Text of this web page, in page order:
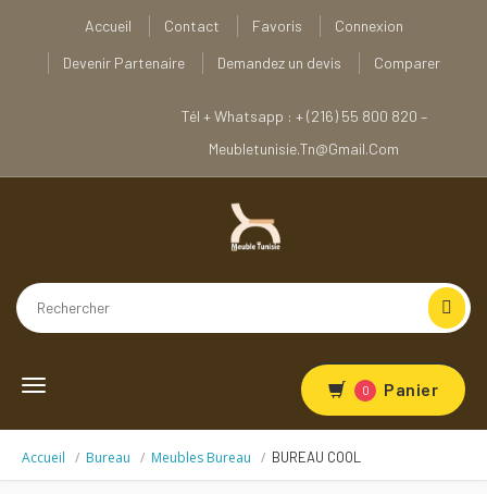
Accueil Contact Favoris
Connexion
Devenir Partenaire
Demandez un devis Comparer
Tél + Whatsapp : + (216) 55 800 820 –
Meubletunisie.tn@gmail.com
Toggle
0 Panier
Accueil Bureau Meubles Bureau BUREAU COOL